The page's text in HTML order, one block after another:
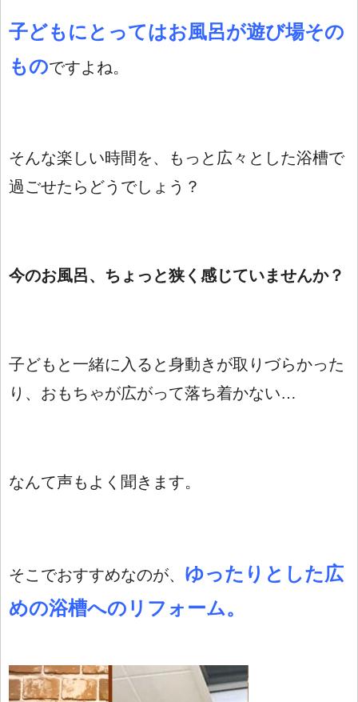
子どもにとってはお風呂が遊び場その
ものですよね。
そんな楽しい時間を、もっと広々とした浴槽で
過ごせたらどうでしょう？
今のお風呂、ちょっと狭く感じていませんか？
子どもと一緒に入ると身動きが取りづらかった
り、おもちゃが広がって落ち着かない…
なんて声もよく聞きます。
そこでおすすめなのが、 ゆったりとした広
めの浴槽へのリフォーム。